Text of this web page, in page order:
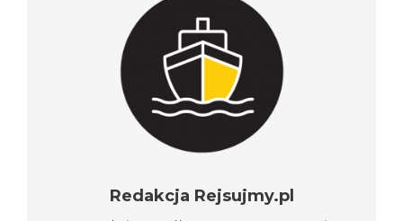
Redakcja Rejsujmy.pl